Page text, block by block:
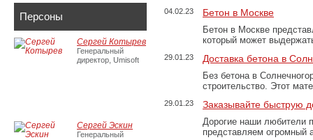
04.02.23 Бетон в Москве
Бетон в Москве
который может
29.01.23 Доставка бетона в
Без бетона в
строительство. Этот
29.01.23 Заказывайте быструю
Дорогие наши любители
представляем огромный
Персоны
Сергей Котырев
Генеральный
директор, Umisoft
Сергей Эскин
Генеральный